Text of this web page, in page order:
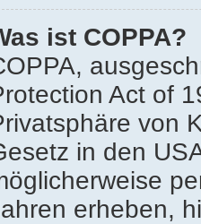
ist COPPA?
Act of
von
in den
erheben,